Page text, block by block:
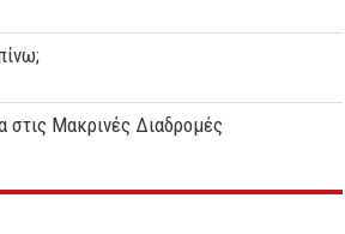
στις Μακρινές Διαδρομές